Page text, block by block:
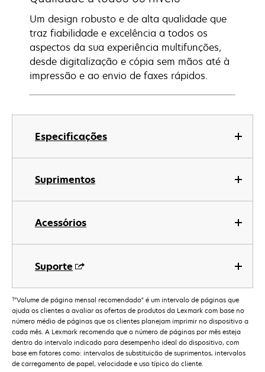
Especificações
Suprimentos
Acessórios
Suporte
Um design robusto e de alta qualidade que
traz fiabilidade e excelência a todos os
aspectos da sua experiência multifunções,
desde digitalização e cópia sem mãos até à
impressão e ao envio de faxes rápidos.
†"Volume de página mensal recomendado" é um intervalo de páginas que
ajuda os clientes a avaliar as ofertas de produtos da Lexmark com base no
número médio de páginas que os clientes planejam imprimir no dispositivo a
cada mês. A Lexmark recomenda que o número de páginas por mês esteja
dentro do intervalo indicado para desempenho ideal do dispositivo, com
base em fatores como: intervalos de substituição de suprimentos, intervalos
de carregamento de papel, velocidade e uso típico do cliente.